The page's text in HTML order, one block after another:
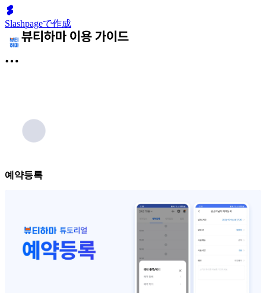
Slashpageで作成
예약등록